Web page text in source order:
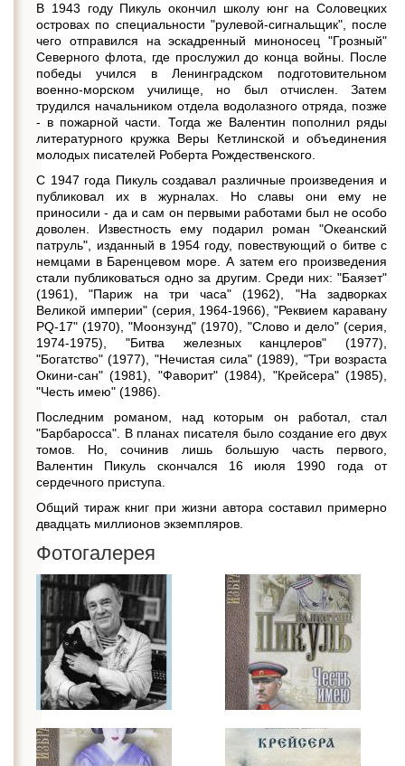
В 1943 году Пикуль окончил школу юнг на Соловецких
островах по специальности "рулевой-сигнальщик", после
чего отправился на эскадренный миноносец "Грозный"
Северного флота, где прослужил до конца войны. После
победы учился в Ленинградском подготовительном
военно-морском училище, но был отчислен. Затем
трудился начальником отдела водолазного отряда, позже
- в пожарной части. Тогда же Валентин пополнил ряды
литературного кружка Веры Кетлинской и объединения
молодых писателей Роберта Рождественского.
С 1947 года Пикуль создавал различные произведения и
публиковал их в журналах. Но славы они ему не
приносили - да и сам он первыми работами был не особо
доволен. Известность ему подарил роман "Океанский
патруль", изданный в 1954 году, повествующий о битве с
немцами в Баренцевом море. А затем его произведения
стали публиковаться одно за другим. Среди них: "Баязет"
(1961), "Париж на три часа" (1962), "На задворках
Великой империи" (серия, 1964-1966), "Реквием каравану
PQ-17" (1970), "Моонзунд" (1970), "Слово и дело" (серия,
1974-1975), "Битва железных канцлеров" (1977),
"Богатство" (1977), "Нечистая сила" (1989), "Три возраста
Окини-сан" (1981), "Фаворит" (1984), "Крейсера" (1985),
"Честь имею" (1986).
Последним романом, над которым он работал, стал
"Барбаросса". В планах писателя было создание его двух
томов. Но, сочинив лишь большую часть первого,
Валентин Пикуль скончался 16 июля 1990 года от
сердечного приступа.
Общий тираж книг при жизни автора составил примерно
двадцать миллионов экземпляров.
Фотогалерея